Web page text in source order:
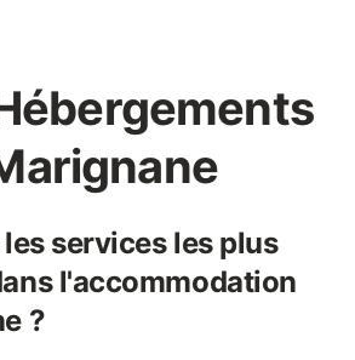
services les plus
l'accommodation
?